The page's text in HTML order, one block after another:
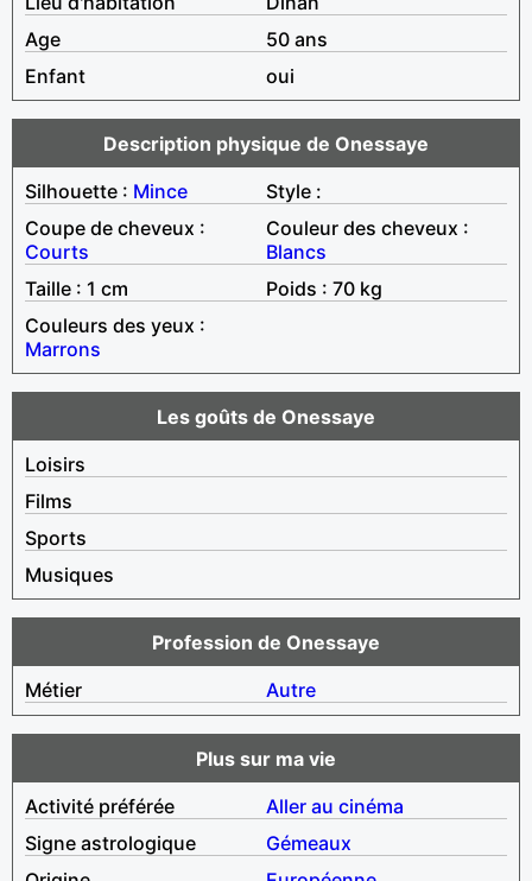
Age
50 ans
Enfant
oui
Description physique de Onessaye
Silhouette : Mince
Style :
Coupe de cheveux :
Courts
Couleur des cheveux :
Blancs
Taille : 1 cm
Poids : 70 kg
Couleurs des yeux :
Marrons
Les goûts de Onessaye
Loisirs
Films
Sports
Musiques
Profession de Onessaye
Métier
Autre
Plus sur ma vie
Activité préférée
Aller au cinéma
Signe astrologique
Gémeaux